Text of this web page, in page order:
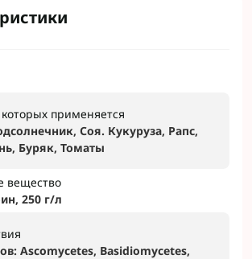
применяется
Соя. Кукуруза, Рапс,
Буряк, Томаты
вещество
250 г/л
Ascomycetes, Basidiomycetes,